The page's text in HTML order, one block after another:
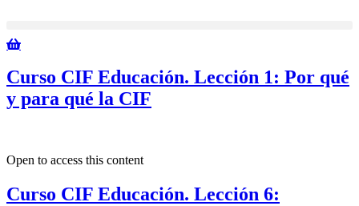
contenido
Curso CIF Educación. Lección 1: Por qué
y para qué la CIF
Open to access this content
Curso CIF Educación. Lección 6: